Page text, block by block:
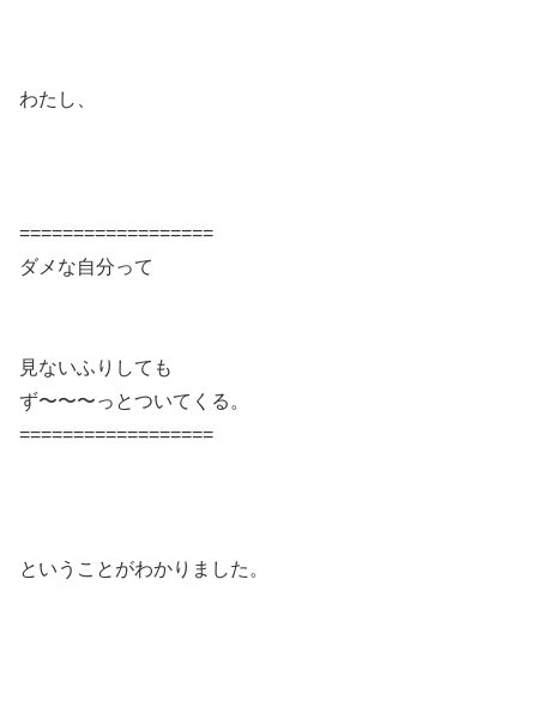
わたし、
==================
ダメな自分って
見ないふりしても
ず〜〜〜っとついてくる。
==================
ということがわかりました。